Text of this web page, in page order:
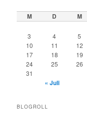
M D M
3 4 5
10
11 12
17
18 19
24
25 26
31
« Juli
BLOGROLL